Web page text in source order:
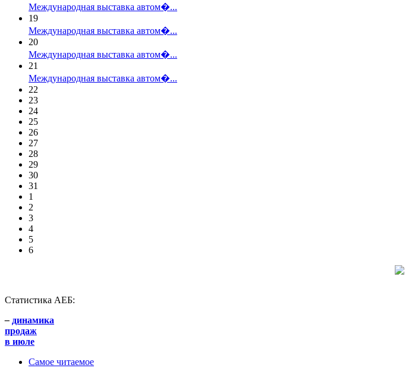
Международная выставка автом�...
19
Международная выставка автом�...
20
Международная выставка автом�...
21
Международная выставка автом�...
22
23
24
25
26
27
28
29
30
31
1
2
3
4
5
6
Статистика АЕБ:
– динамика
продаж
в июле
Самое читаемое